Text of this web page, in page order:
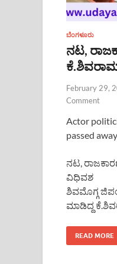
ಬೆಂಗಳೂರು
ನಟ,
February 29,
Comment
Actor
passed away
ನಟ,
ವಿಧಿವಶ
ಶಿವಮೊಗ್ಗ
ಮಾಡಿದ್ದ
READ MORE